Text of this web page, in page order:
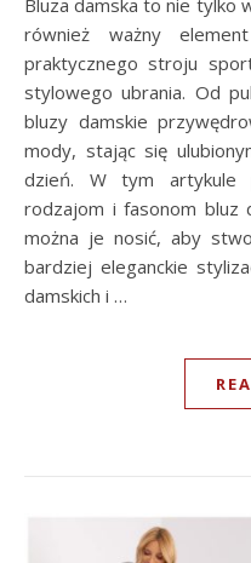
również ważny
praktycznego stroju
stylowego ubrania. Od
bluzy damskie
mody, stając się
dzień. W tym artykule
rodzajom i fasonom bluz
można je nosić, aby
bardziej eleganckie
damskich i …